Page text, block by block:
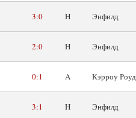
3:0 H Энфилд
2:0 H Энфилд
0:1 A Кэрроу Роуд
3:1 H Энфилд